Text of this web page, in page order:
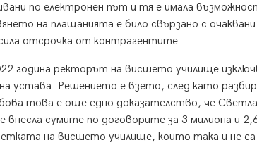
по електронен път и тя е имала
на плащанията е било свързано с
отсрочка от контрагентите.
година ректорът на висшето училище
устава. Решението е взето, след като
това е още едно доказателство, че
внесла сумите по договорите за 3 милиона и
на висшето училище, които така и не са